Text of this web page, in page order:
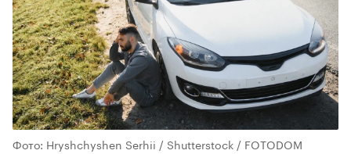
Фото: Hryshchyshen Serhii / Shutterstock / FOTODOM